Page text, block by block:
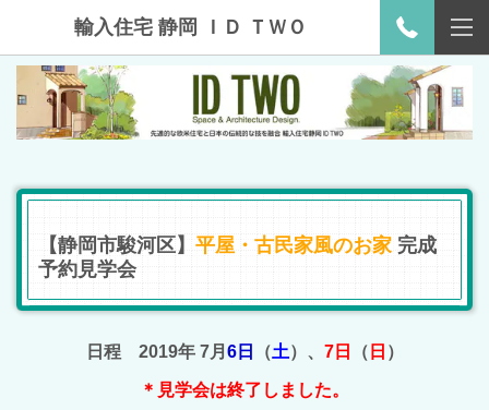
輸入住宅 静岡 ＩＤ ＴＷＯ
【静岡市駿河区】平屋・古民家風のお家 完成
予約見学会
日程 2019年 7月 6日 （土）、 7日 （ 日 ）
＊見学会は終了しました。